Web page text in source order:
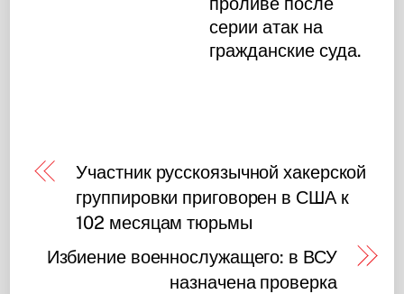
серии атак на
гражданские суда.
Участник русскоязычной хакерской
группировки приговорен в США к
102 месяцам тюрьмы
Избиение военнослужащего: в ВСУ
назначена проверка